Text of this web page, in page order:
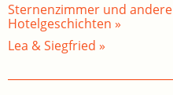
Sternenzimmer und andere
Hotelgeschichten »
Lea & Siegfried »